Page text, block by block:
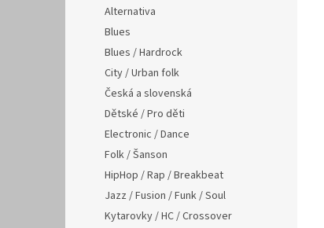
Alternativa
Blues
Blues / Hardrock
City / Urban folk
Česká a slovenská
Dětské / Pro děti
Electronic / Dance
Folk / Šanson
HipHop / Rap / Breakbeat
Jazz / Fusion / Funk / Soul
Kytarovky / HC / Crossover